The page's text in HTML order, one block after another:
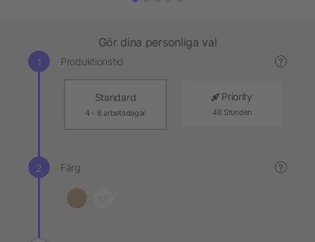
Gör dina personliga val
Produktionstid ?
Standard
4 - 6 arbetsdagar
Priority
48 Stunden
Färg ?